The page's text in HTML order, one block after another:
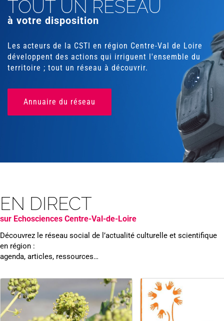
TOUT UN RÉSEAU
à votre disposition
Les acteurs de la CSTI en région Centre-Val de Loire
développent des actions qui irriguent l'ensemble du
territoire ; tout un réseau à découvrir.
Annuaire du réseau
EN DIRECT
sur Echosciences Centre-Val-de-Loire
Découvrez le réseau social de l’actualité culturelle et scientifique
en région :
agenda, articles, ressources…